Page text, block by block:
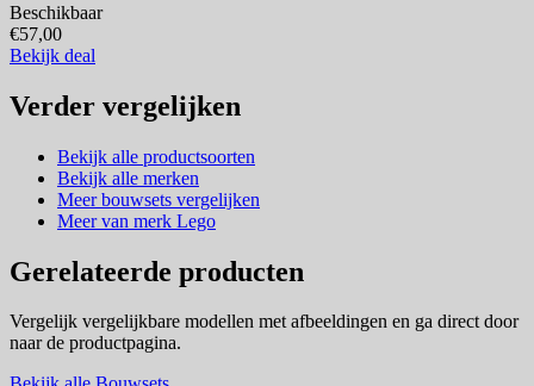
Beschikbaar
€57,00
Bekijk deal
Verder vergelijken
Bekijk alle productsoorten
Bekijk alle merken
Meer bouwsets vergelijken
Meer van merk Lego
Gerelateerde producten
Vergelijk vergelijkbare modellen met afbeeldingen en ga direct door
naar de productpagina.